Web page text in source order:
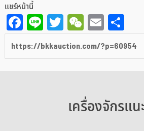
แชร์หน้านี้
Facebook
LineTwitter
WeChat
Email
เครื่องจักรแน